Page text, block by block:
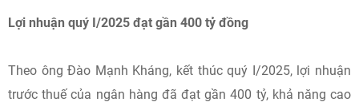
Lợi nhuận quý I/2025 đạt gần 400 tỷ đồng
Theo ông Đào Mạnh Kháng, kết thúc quý I/2025, lợi nhuận
trước thuế của ngân hàng đã đạt gần 400 tỷ, khả năng cao